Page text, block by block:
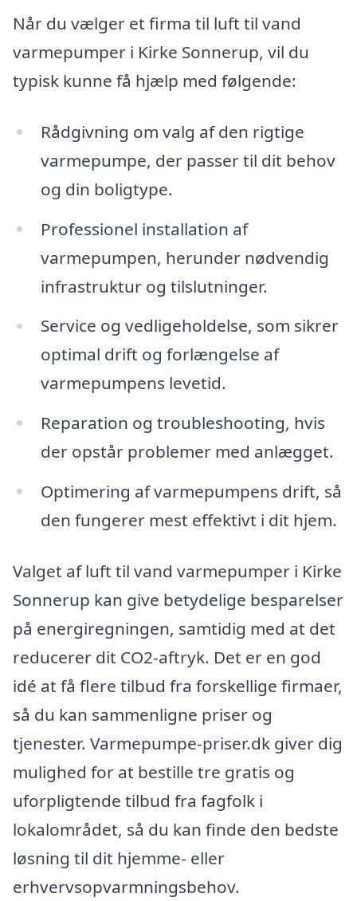
Når du vælger et firma til luft til vand
varmepumper i Kirke Sonnerup, vil du
typisk kunne få hjælp med følgende:
Rådgivning om valg af den rigtige
varmepumpe, der passer til dit behov
og din boligtype.
Professionel installation af
varmepumpen, herunder nødvendig
infrastruktur og tilslutninger.
Service og vedligeholdelse, som sikrer
optimal drift og forlængelse af
varmepumpens levetid.
Reparation og troubleshooting, hvis
der opstår problemer med anlægget.
Optimering af varmepumpens drift, så
den fungerer mest effektivt i dit hjem.
Valget af luft til vand varmepumper i Kirke
Sonnerup kan give betydelige besparelser
på energiregningen, samtidig med at det
reducerer dit CO2-aftryk. Det er en god
idé at få flere tilbud fra forskellige firmaer,
så du kan sammenligne priser og
tjenester. Varmepumpe-priser.dk giver dig
mulighed for at bestille tre gratis og
uforpligtende tilbud fra fagfolk i
lokalområdet, så du kan finde den bedste
løsning til dit hjemme- eller
erhvervsopvarmningsbehov.